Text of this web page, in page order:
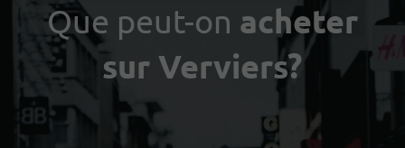
Choisir ma localisation
Que peut-on acheter
sur Verviers?